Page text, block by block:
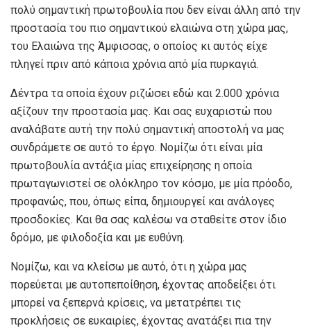
πολύ σημαντική πρωτοβουλία που δεν είναι άλλη από την
προστασία του πιο σημαντικού ελαιώνα στη χώρα μας,
του Ελαιώνα της Άμφισσας, ο οποίος κι αυτός είχε
πληγεί πριν από κάποια χρόνια από μία πυρκαγιά.
Δέντρα τα οποία έχουν ριζώσει εδώ και 2.000 χρόνια
αξίζουν την προστασία μας. Και σας ευχαριστώ που
αναλάβατε αυτή την πολύ σημαντική αποστολή να μας
συνδράμετε σε αυτό το έργο. Νομίζω ότι είναι μία
πρωτοβουλία αντάξια μίας επιχείρησης η οποία
πρωταγωνιστεί σε ολόκληρο τον κόσμο, με μία πρόοδο,
προφανώς, που, όπως είπα, δημιουργεί και ανάλογες
προσδοκίες. Και θα σας καλέσω να σταθείτε στον ίδιο
δρόμο, με φιλοδοξία και με ευθύνη.
Νομίζω, και να κλείσω με αυτό, ότι η χώρα μας
πορεύεται με αυτοπεποίθηση, έχοντας αποδείξει ότι
μπορεί να ξεπερνά κρίσεις, να μετατρέπει τις
προκλήσεις σε ευκαιρίες, έχοντας ανατάξει πια την